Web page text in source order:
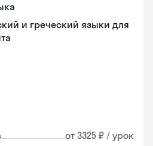
и греческий языки для
от 3325 ₽ / урок